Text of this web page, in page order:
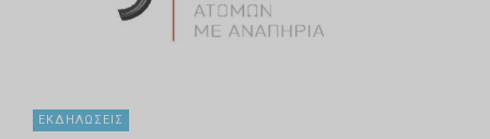
ΕΚΔΗΛΏΣΕΙΣ